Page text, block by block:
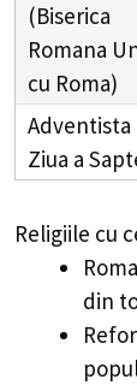
(Biserica
Romana
cu Roma)
Adventista
Ziua a
Religiile cu
din